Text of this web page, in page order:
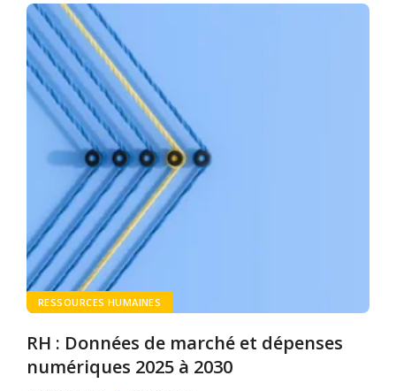
RESSOURCES HUMAINES
RH : Données de marché et dépenses
numériques 2025 à 2030